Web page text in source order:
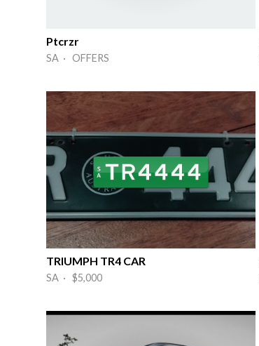
Ptcrzr
SA · OFFERS
TRIUMPH TR4 CAR
SA · $5,000